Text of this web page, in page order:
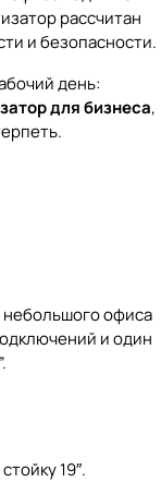
рассчитан
и безопасности.
день:
для бизнеса,
небольшого офиса
и один
19″.